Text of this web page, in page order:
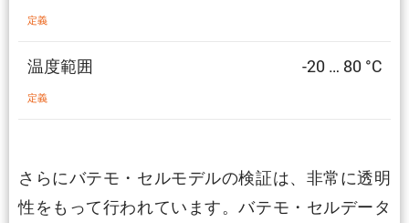
定義
温度範囲
定義
-20 … 80 °C
さらにバテモ・セルモデルの検証は、非常に透明
性をもって行われています。バテモ・セルデータ